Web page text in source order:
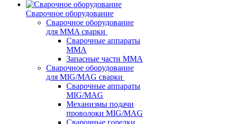
Сварочное оборудование
Сварочное оборудование
для MMA сварки
Сварочные аппараты
MMA
Запасные части MMA
Сварочное оборудование
для MIG/MAG сварки
Сварочные аппараты
MIG/MAG
Механизмы подачи
проволоки MIG/MAG
Сварочные горелки